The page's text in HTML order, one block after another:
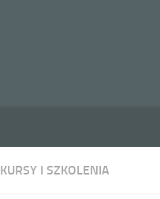
KURSY I SZKOLENIA